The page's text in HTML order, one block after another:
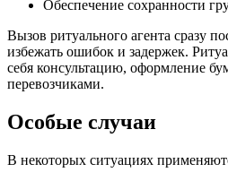
Обеспечение сохранности
Вызов ритуального агента сразу
избежать ошибок и задержек.
себя консультацию, оформление
перевозчиками.
Особые случаи
В некоторых ситуациях